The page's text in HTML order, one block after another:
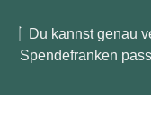
Du kannst genau
Spendefranken